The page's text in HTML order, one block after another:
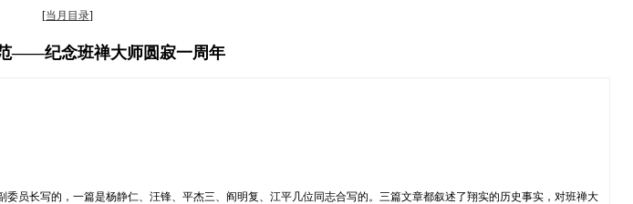
[当月目录]
——纪念班禅大师圆寂一周年
员长写的，一篇是杨静仁、汪锋、平杰三、阎明复、江平几位同志合写的。三篇文章都叙述了翔实的历史事实，对班禅大